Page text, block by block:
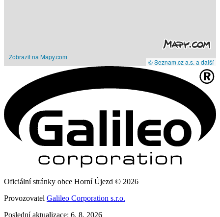
Zobrazit na Mapy.com
© Seznam.cz a.s. a další
Oficiální stránky obce Horní Újezd © 2026
Provozovatel Galileo Corporation s.r.o.
Poslední aktualizace: 6. 8. 2026